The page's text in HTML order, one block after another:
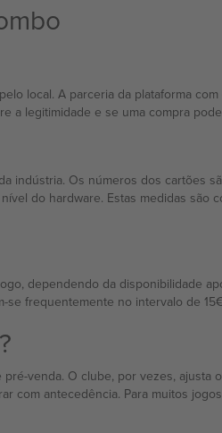
local. A parceria da plataforma
a legitimidade e se uma compra
indústria. Os números dos cartões
do hardware. Estas medidas são
dependendo da disponibilidade
frequentemente no intervalo de
venda. O clube, por vezes, ajusta
antecedência. Para muitos